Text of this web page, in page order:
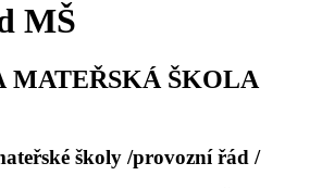
MŠ
MATEŘSKÁ ŠKOLA
školy /provozní řád /